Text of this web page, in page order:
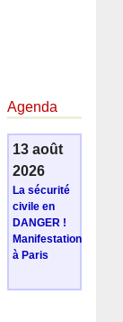
Agenda
13 août
2026
La sécurité
civile en
DANGER !
Manifestation
à Paris